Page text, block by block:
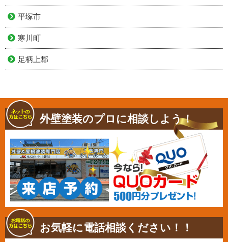
平塚市
寒川町
足柄上郡
外壁塗装のプロに相談しよう！
お気軽に電話相談ください！！